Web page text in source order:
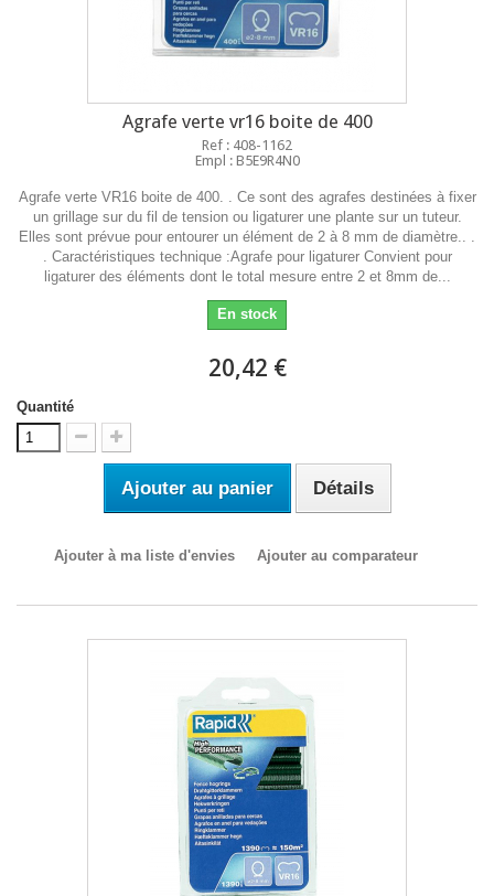
Agrafe verte vr16 boite de 400
Ref : 408-1162
Empl : B5E9R4N0
Agrafe verte VR16 boite de 400. . Ce sont des agrafes destinées à fixer
un grillage sur du fil de tension ou ligaturer une plante sur un tuteur.
Elles sont prévue pour entourer un élément de 2 à 8 mm de diamètre.. .
. Caractéristiques technique :Agrafe pour ligaturer Convient pour
ligaturer des éléments dont le total mesure entre 2 et 8mm de...
En stock
20,42 €
Quantité
Ajouter au panier Détails
Ajouter à ma liste d'envies Ajouter au comparateur